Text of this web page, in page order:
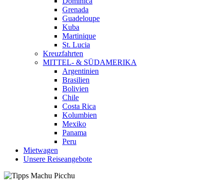
Grenada
Guadeloupe
Kuba
Martinique
St. Lucia
Kreuzfahrten
MITTEL- & SÜDAMERIKA
Argentinien
Brasilien
Bolivien
Chile
Costa Rica
Kolumbien
Mexiko
Panama
Peru
Mietwagen
Unsere Reiseangebote